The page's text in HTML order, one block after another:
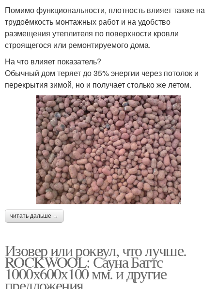
Помимо функциональности, плотность влияет также на
трудоёмкость монтажных работ и на удобство
размещения утеплителя по поверхности кровли
строящегося или ремонтируемого дома.
На что влияет показатель?
Обычный дом теряет до 35% энергии через потолок и
перекрытия зимой, но и получает столько же летом.
читать дальше →
Изовер или роквул, что лучше.
ROCKWOOL: Сауна Баттс
1000х600х100 мм. и другие